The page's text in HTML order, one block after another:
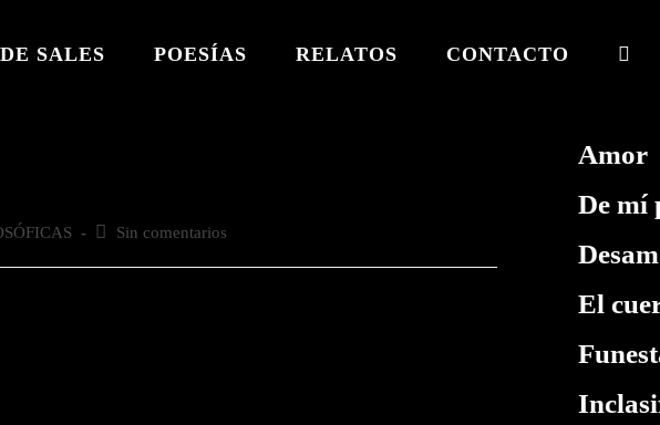
SALES POESÍAS RELATOS CONTACTO
WEB
Comentarios
Sin comentarios
Amor
De mí
El